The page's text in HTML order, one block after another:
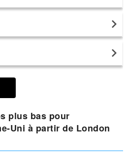
plus bas pour
Uni à partir de London